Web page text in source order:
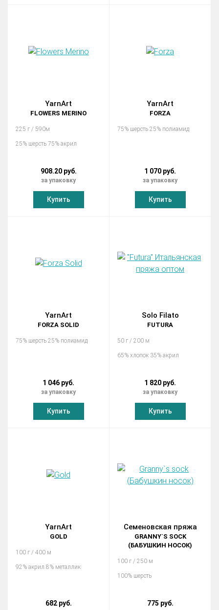
YarnArt
FLOWERS MERINO
225 г / 590м
25% шерсть 75% акрил
908.20 руб.
за упаковку
Купить
YarnArt
FORZA
75% шерсть 25% полиамид
1 070 руб.
за упаковку
Купить
YarnArt
FORZA SOLID
75% шерсть 25% полиамид
1 046 руб.
за упаковку
Купить
Solo Filato
FUTURA
50 г / 200 м
65% хлопок 35% акрил
1 820 руб.
за упаковку
Купить
YarnArt
GOLD
100 г / 400 м
92% акрил 8% металлик
682 руб.
Семеновская пряжа
GRANNY`S SOCK
(БАБУШКИН НОСОК)
100 г / 250 м
100% шерсть
775 руб.